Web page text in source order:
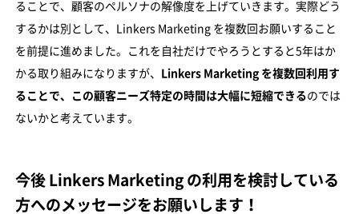
ることで、顧客のペルソナの解像度を上げていきます。実際どう
するかは別として、Linkers Marketing を複数回お願いすること
を前提に進めました。これを自社だけでやろうとすると5年はか
かる取り組みになりますが、
Linkers Marketing を複数回利用す
ることで、この顧客ニーズ特定の時間は大幅に短縮できるのでは
ないかと考えています。
今後 Linkers Marketing の利用を検討している
方へのメッセージをお願いします！